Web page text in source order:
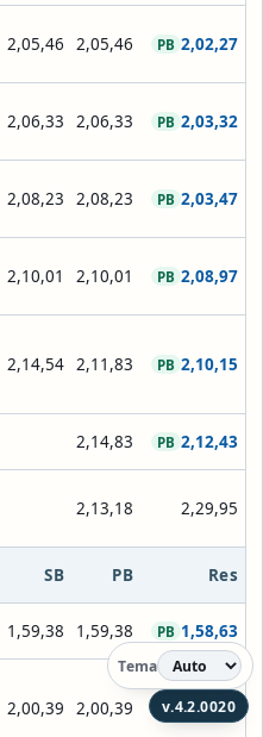
2,05,46 2,05,46 2,02,27
PB
2,06,33 2,06,33 2,03,32
PB
2,08,23 2,08,23 2,03,47
PB
2,10,01 2,10,01 2,08,97
PB
2,14,54 2,11,83 2,10,15
PB
2,14,83 2,12,43
PB
2,13,18 2,29,95
SB PB Res
1,59,38 1,59,38 1,58,63
PB
2,00,39 2,00,39 1,59,34
PB
v.4.2.0020
Tema